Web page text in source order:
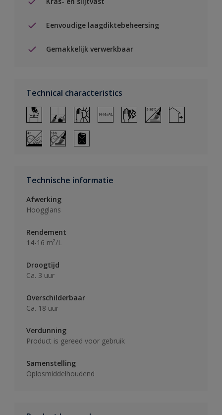
Eenvoudige laagdiktebeheersing
Gemakkelijk verwerkbaar
Technical characteristics
Technische informatie
Afwerking
Hoogglans
Rendement
14-16 m²/L
Droogtijd
Ca. 3 uur
Overschilderbaar
Ca. 18 uur
Verdunning
Product is gereed voor gebruik
Samenstelling
Oplosmiddelhoudend